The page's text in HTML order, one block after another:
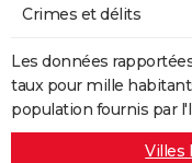
Crimes et délits
Les données
taux pour mille
population fournis par
Villes